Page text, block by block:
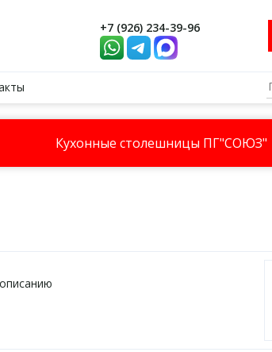
+7 (926) 234-39-96
Кухонные столешницы ПГ"СОЮЗ"